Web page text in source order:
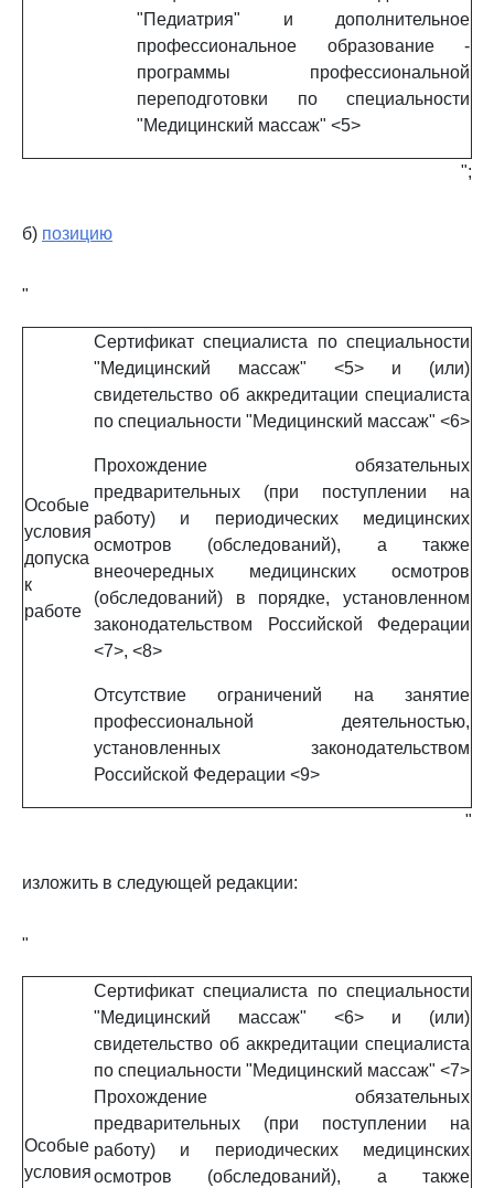
"Педиатрия" и дополнительное
профессиональное образование -
программы профессиональной
переподготовки по специальности
"Медицинский массаж" <5>
";
б) позицию
"
Особые
условия
допуска
к
работе
Сертификат специалиста по специальности
"Медицинский массаж" <5> и (или)
свидетельство об аккредитации специалиста
по специальности "Медицинский массаж" <6>
Прохождение обязательных
предварительных (при поступлении на
работу) и периодических медицинских
осмотров (обследований), а также
внеочередных медицинских осмотров
(обследований) в порядке, установленном
законодательством Российской Федерации
<7>, <8>
Отсутствие ограничений на занятие
профессиональной деятельностью,
установленных законодательством
Российской Федерации <9>
"
изложить в следующей редакции:
"
Особые
условия
Сертификат специалиста по специальности
"Медицинский массаж" <6> и (или)
свидетельство об аккредитации специалиста
по специальности "Медицинский массаж" <7>
Прохождение обязательных
предварительных (при поступлении на
работу) и периодических медицинских
осмотров (обследований), а также